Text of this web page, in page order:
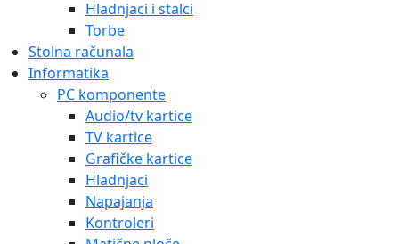
Hladnjaci i stalci
Torbe
Stolna računala
Informatika
PC komponente
Audio/tv kartice
TV kartice
Grafičke kartice
Hladnjaci
Napajanja
Kontroleri